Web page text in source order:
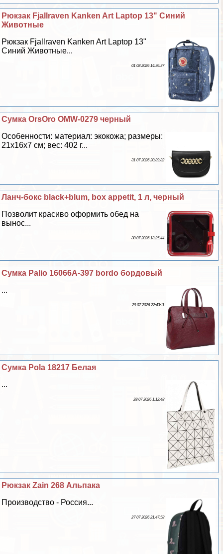
Рюкзак Fjallraven Kanken Art Laptop 13" Синий
Животные
Рюкзак Fjallraven Kanken Art Laptop 13"
Синий Животные...
01 08 2026 14:36:37
Сумка OrsOro OMW-0279 черный
Особенности: материал: экокожа; размеры:
21х16х7 см; вес: 402 г...
31 07 2026 20:39:32
Ланч-бокс black+blum, box appetit, 1 л, черный
Позволит красиво оформить обед на
вынос...
30 07 2026 13:25:44
Сумка Palio 16066A-397 bordo бордовый
...
29 07 2026 22:43:11
Сумка Pola 18217 Белая
...
28 07 2026 1:12:48
Рюкзак Zain 268 Альпака
Производство - Россия...
27 07 2026 21:47:58